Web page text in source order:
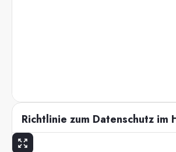
Richtlinie zum Datenschutz im